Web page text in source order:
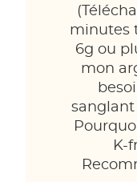
minutes
6g ou
mon
sanglant
K-